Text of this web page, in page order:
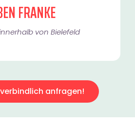
FRANKE
von Bielefeld​
anfragen!